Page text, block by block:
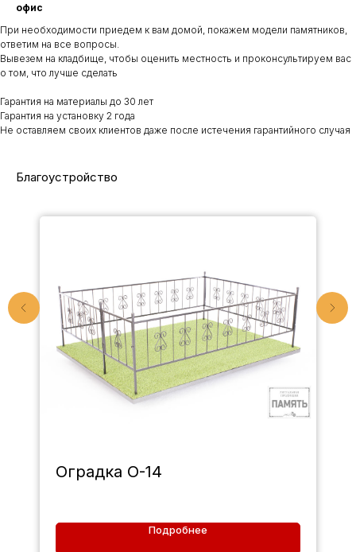
офис
При необходимости приедем к вам домой, покажем модели памятников,
ответим на все вопросы.
Вывезем на кладбище, чтобы оценить местность и проконсультируем вас
о том, что лучше сделать
Гарантия на материалы до 30 лет
Гарантия на установку 2 года
Не оставляем своих клиентов даже после истечения гарантийного случая
Благоустройство
Оградка О-14
Подробнее